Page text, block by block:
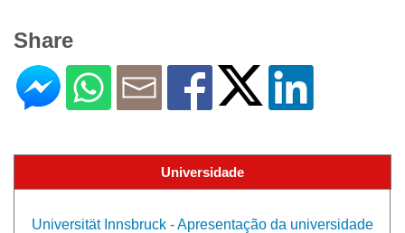
Share
Universidade
Universität Innsbruck - Apresentação da universidade